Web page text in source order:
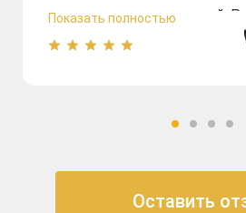
советов и рекомендаций.
шкафа был выполнен
удивлен не только
Показать полностью
Оставить